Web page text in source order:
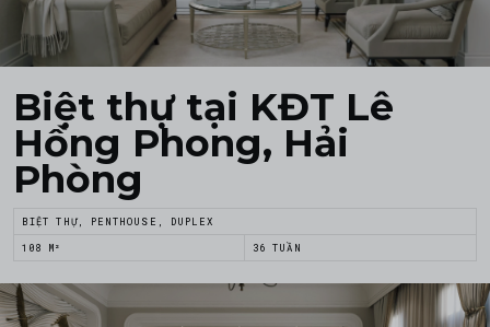
Biệt thự tại KĐT Lê
Hồng Phong, Hải
Phòng
BIỆT THỰ, PENTHOUSE, DUPLEX
108 M² 36 TUẦN